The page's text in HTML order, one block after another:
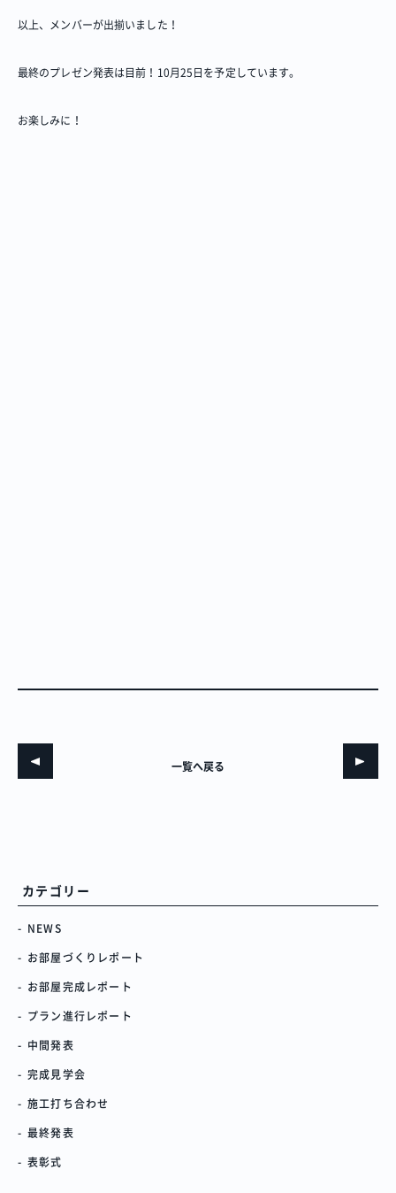
以上、メンバーが出揃いました！
最終のプレゼン発表は目前！10月25日を予定しています。
お楽しみに！
一覧へ戻る
カテゴリー
NEWS
お部屋づくりレポート
お部屋完成レポート
プラン進行レポート
中間発表
完成見学会
施工打ち合わせ
最終発表
表彰式